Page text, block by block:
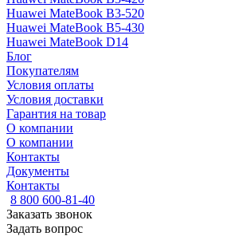
Huawei MateBook B3-520
Huawei MateBook B5-430
Huawei MateBook D14
Блог
Покупателям
Условия оплаты
Условия доставки
Гарантия на товар
О компании
О компании
Контакты
Документы
Контакты
8 800 600-81-40
Заказать звонок
Задать вопрос